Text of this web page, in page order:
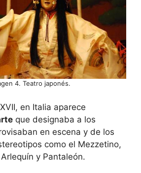
4. Teatro japonés.
en Italia aparece
que designaba a los
en escena y de los
como el Mezzetino,
y Pantaleón.